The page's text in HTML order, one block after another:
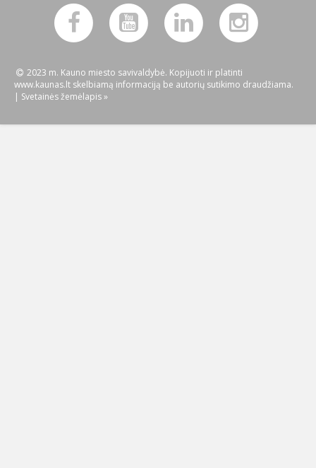
2023 m. Kauno miesto savivaldybė. Kopijuoti ir platinti
www.kaunas.lt skelbiamą informaciją be autorių sutikimo draudžiama.
| Svetainės žemėlapis »